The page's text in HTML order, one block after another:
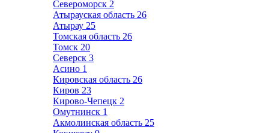
Североморск 2
Атырауская область 26
Атырау 25
Томская область 26
Томск 20
Северск 3
Асино 1
Кировская область 26
Киров 23
Кирово-Чепецк 2
Омутнинск 1
Акмолинская область 25